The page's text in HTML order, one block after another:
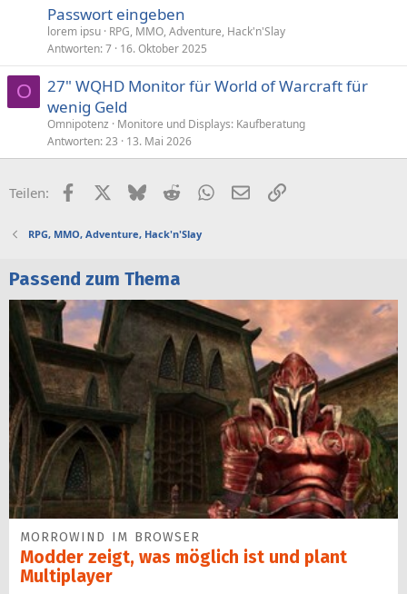
Passwort eingeben
lorem ipsu RPG, MMO, Adventure, Hack'n'Slay
Antworten 7 16. Oktober 2025
O
27" WQHD Monitor für World of Warcraft für
wenig Geld
Omnipotenz
Monitore und Displays: Kaufberatung
Antworten 23 13. Mai 2026
Teilen: FacebookX (Twitter)
BlueskyRedditWhatsApp
E-MailLink
RPG, MMO, Adventure, Hack'n'Slay
Passend zum Thema
MORROWIND IM BROWSER
Modder zeigt, was möglich ist und plant
Multiplayer